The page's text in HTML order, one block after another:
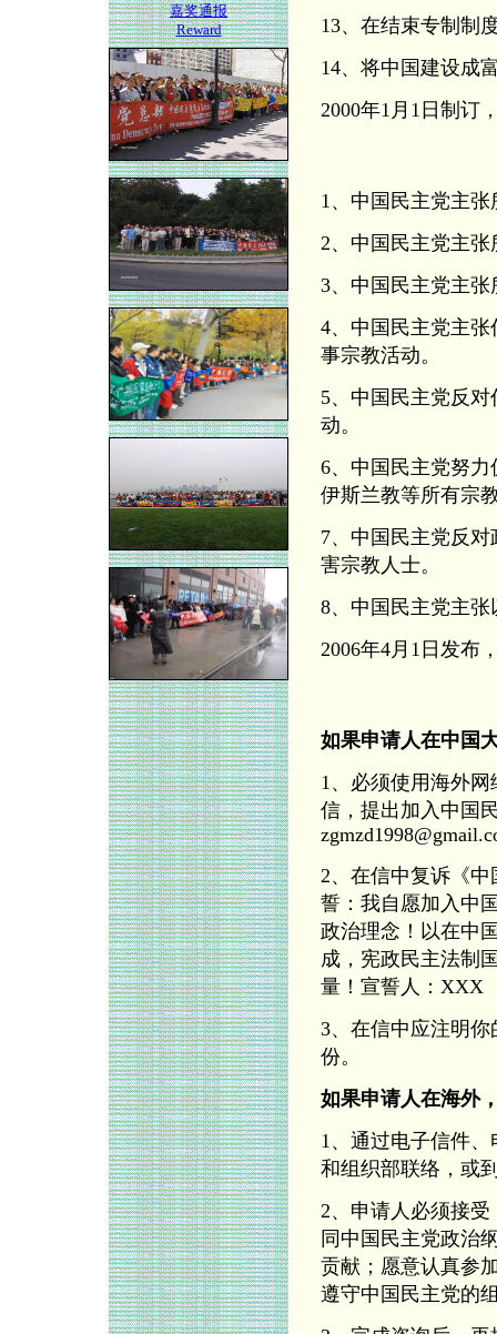
嘉奖通报
Reward
13、在结束专制制
14、将中国建设成
2000年1月1日制订
1、中国民主党主
2、中国民主党主
3、中国民主党主
4、中国民主党主
事宗教活动。
5、中国民主党反
动。
6、中国民主党努
伊斯兰教等所有宗
7、中国民主党反
害宗教人士。
8、中国民主党主
2006年4月1日发布
如果申请人在中国
1、必须使用海外
信，提出加入中国
2、在信中复诉《
誓：我自愿加入中
政治理念！以在中
成，宪政民主法制
量！宣誓人：XXX
3、在信中应注明
份。
如果申请人在海外
1、通过电子信件
和组织部联络，或
2、申请人必须接
同中国民主党政治
贡献；愿意认真参
遵守中国民主党的